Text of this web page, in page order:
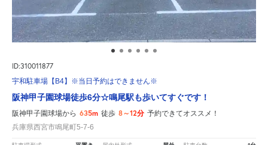
ID:310011877
宇和駐車場【B4】※当日予約はできません※
阪神甲子園球場徒歩6分☆鳴尾駅も歩いてすぐです！
阪神甲子園球場から 635m 徒歩 8～12分 予約できてオススメ！
兵庫県西宮市鳴尾町5-7-6